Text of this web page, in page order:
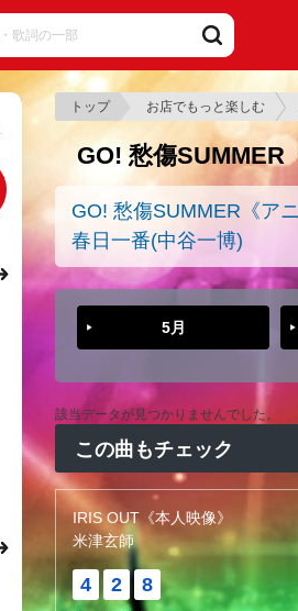
トップ お店でもっと楽しむ
GO! 愁傷
GO! 愁傷SUMMER《ア
春日一番(中谷一博)
5月
該当データが見つかりませんでした。
この曲もチェック
IRIS OUT《本人映像》
米津玄師
4 2 8